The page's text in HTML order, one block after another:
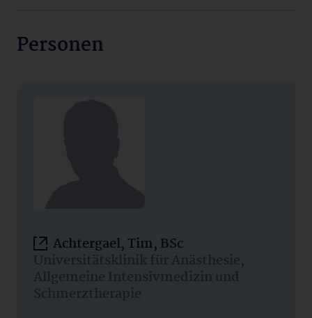
Personen
Achtergael, Tim, BSc
Universitätsklinik für Anästhesie,
Allgemeine Intensivmedizin und
Schmerztherapie